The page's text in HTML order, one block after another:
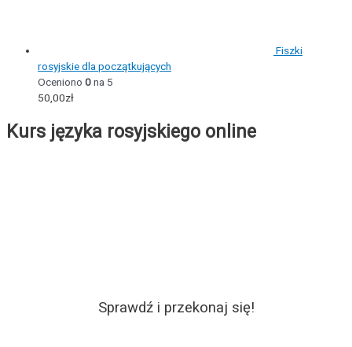
Fiszki
rosyjskie dla początkujących
Oceniono 0na 5
50,00zł
Kurs języka rosyjskiego online
Sprawdź i przekonaj się!